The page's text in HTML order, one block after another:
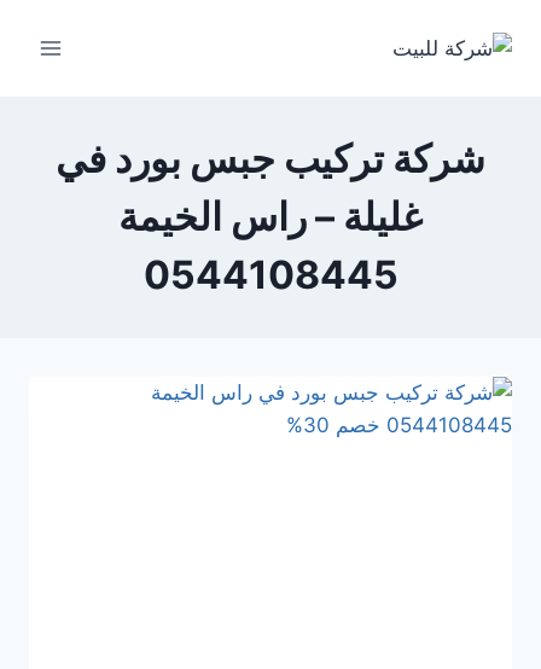
شركة تركيب جبس بورد في
غليلة – راس الخيمة
0544108445